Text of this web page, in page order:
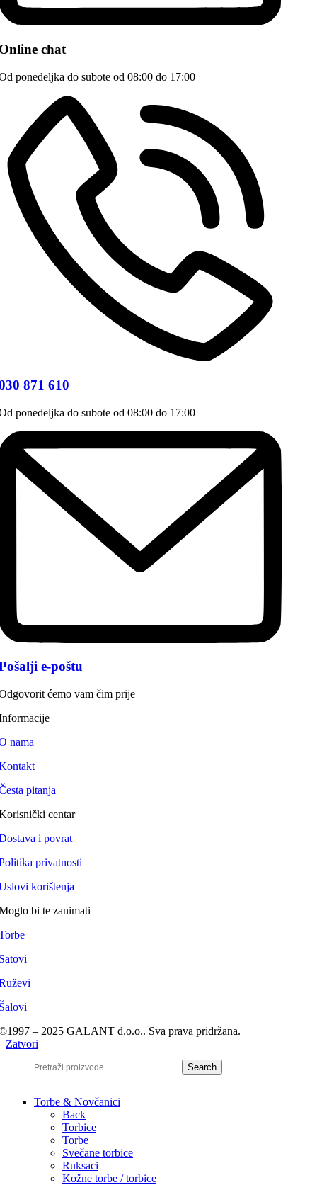
chat
ponedeljka do subote od 08:00 do 17:00
871 610
ponedeljka do subote od 08:00 do 17:00
e-poštu
ćemo vam čim prije
nama
pitanja
centar
i povrat
privatnosti
korištenja
bi te zanimati
– 2025 GALANT d.o.o.. Sva prava pridržana.
Zatvori
Search
Torbe & Novčanici
Back
Torbice
Torbe
Svečane torbice
Ruksaci
Kožne torbe / torbice